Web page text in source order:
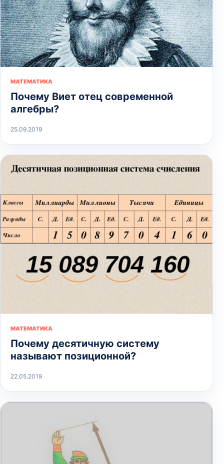
МАТЕМАТИКА
Почему Виет отец современной
алгебры?
25.09.2019
МАТЕМАТИКА
Почему десятичную систему
называют позиционной?
22.05.2019